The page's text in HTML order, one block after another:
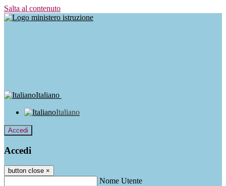
Salta al contenuto
Italiano
Italiano
Accedi
Accedi
button close ×
Nome Utente